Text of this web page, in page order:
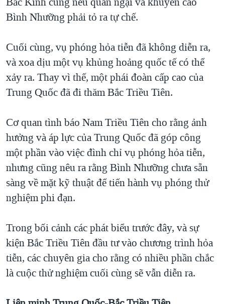
Bình Nhưỡng phải tỏ ra tự chế.
Cuối cùng, vụ phóng hỏa tiễn đã không diễn ra,
và xoa dịu một vụ khủng hoảng quốc tế có thể
xảy ra. Thay vì thế, một phái đoàn cấp cao của
Trung Quốc đã đi thăm Bắc Triều Tiên.
Cơ quan tình báo Nam Triều Tiên cho rằng ảnh
hưởng và áp lực của Trung Quốc đã góp công
một phần vào việc đình chỉ vụ phóng hỏa tiễn,
nhưng cũng nêu ra rằng Bình Nhưỡng chưa sẵn
sàng về mặt kỹ thuật để tiến hành vụ phóng thử
nghiệm phi đạn.
Trong bối cảnh các phát biểu trước đây, và sự
kiện Bắc Triều Tiên đầu tư vào chương trình hỏa
tiễn, các chuyên gia cho rằng có nhiều phần chắc
là cuộc thử nghiệm cuối cùng sẽ vẫn diễn ra.